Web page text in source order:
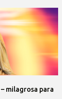
milagrosa para